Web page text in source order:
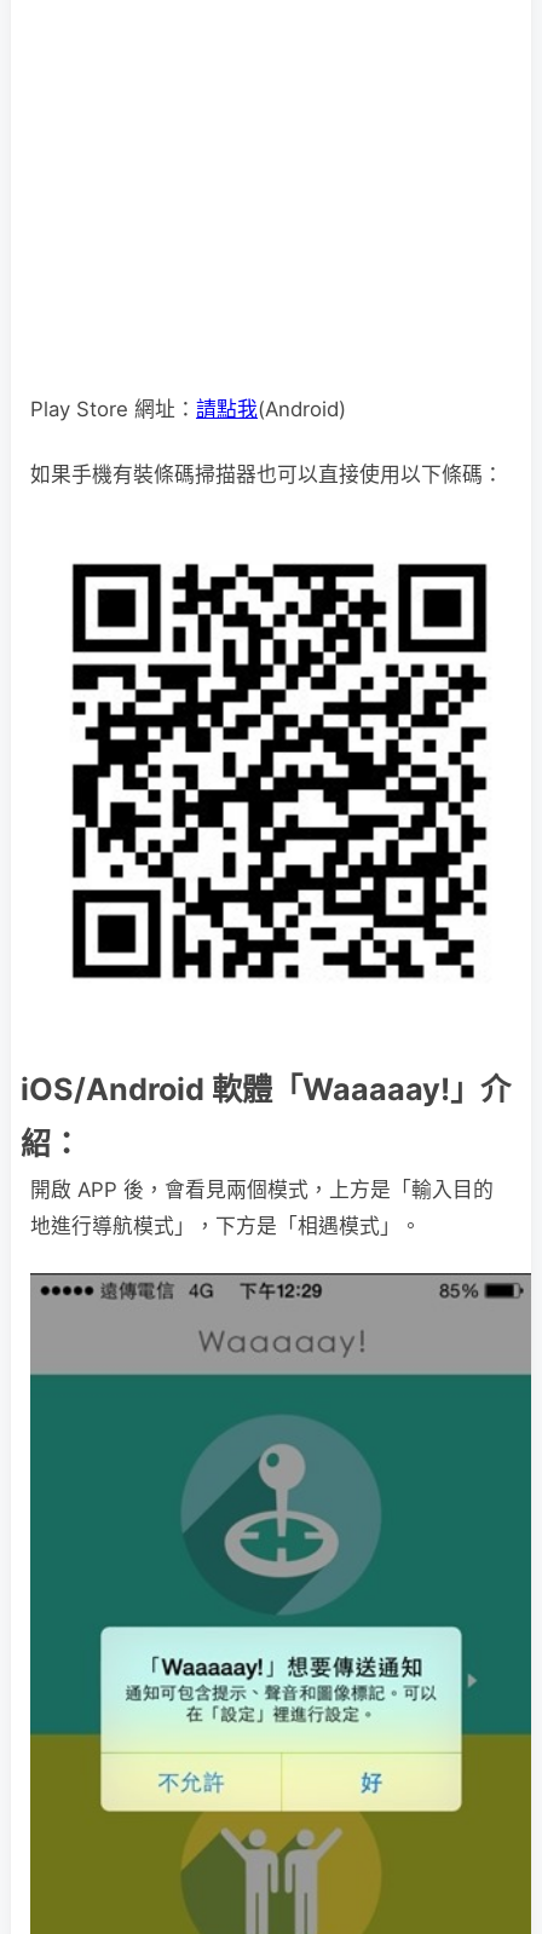
Play Store 網址： 請點我(Android)
如果手機有裝條碼掃描器也可以直接使用以下條碼：
iOS/Android 軟體「Waaaaay!」介
紹：
開啟 APP 後，會看見兩個模式，上方是「輸入目的
地進行導航模式」，下方是「相遇模式」。